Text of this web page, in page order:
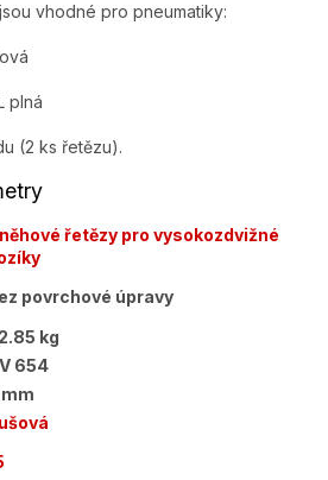
vhodné pro pneumatiky:
plná
(2 ks řetězu).
řetězy pro vysokozdvižné
povrchové úpravy
kg
654